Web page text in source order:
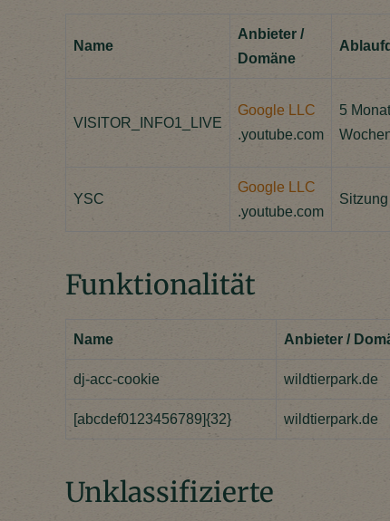
Name
Anbieter /
Domäne
VISITOR_INFO1_LIVE
Google LLC
.youtube.com
5
YSC
Google LLC
.youtube.com
Sitzung
Funktionalität
Name Anbieter /
dj-acc-cookie wildtierpark.de
[abcdef0123456789]{32} wildtierpark.de
Unklassifizierte